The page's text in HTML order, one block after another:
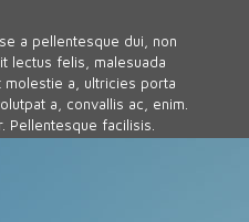
a pellentesque dui, non
lectus felis, malesuada
molestie a, ultricies porta
a, convallis ac, enim.
Pellentesque facilisis.